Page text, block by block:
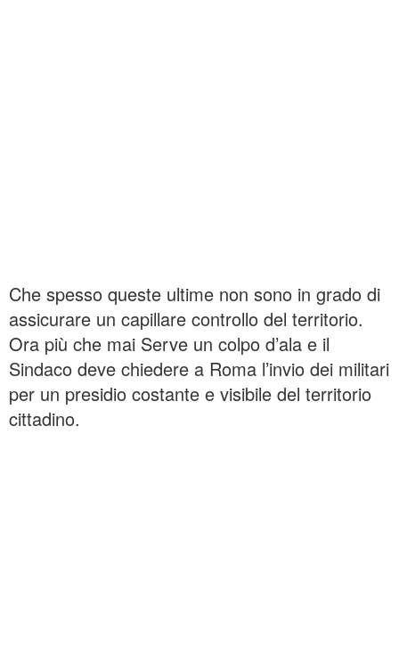
Che spesso queste ultime non sono in grado di
assicurare un capillare controllo del territorio.
Ora più che mai Serve un colpo d’ala e il
Sindaco deve chiedere a Roma l’invio dei militari
per un presidio costante e visibile del territorio
cittadino.